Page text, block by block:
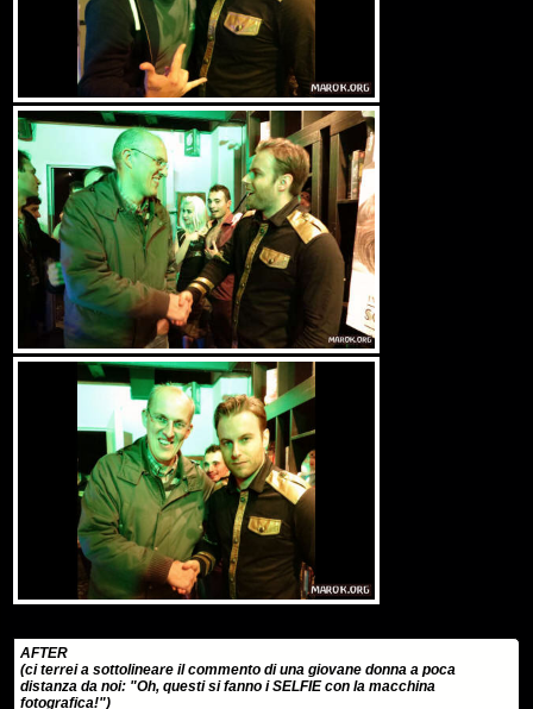
AFTER
(ci terrei a sottolineare il commento di una giovane donna a poca
distanza da noi: "Oh, questi si fanno i SELFIE con la macchina
fotografica!")